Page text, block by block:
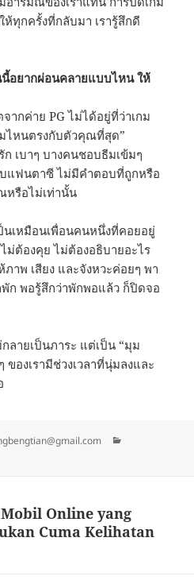
ห้ทุกครั้งที่กลับมา เรารู้สึกดี
นี้อยากผ่อนคลายแบบไหน ให้
ากค่าย PG ไม่ได้อยู่ที่ว่าเกม
ไหนตรงกับตัวคุณที่สุด”
เบาๆ บางคนชอบธีมเข้มๆ
แฟนตาซี ไม่มีคำตอบที่ถูกหรือ
รือไม่เท่านั้น
นเหมือนเพื่อนคนหนึ่งที่คอยอยู่
ม่ต้องคุย ไม่ต้องอธิบายอะไร
าพ เสียง และจังหวะค่อยๆ พา
พัก พอรู้สึกว่าพักพอแล้ว ก็ปิดจอ
ลายเป็นภาระ แต่เป็น “มุม
ของเรามีช่วงเวลาที่นุ่มลงและ
Online yang
Cuma Kelihatan